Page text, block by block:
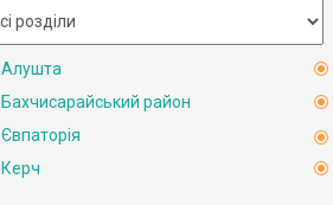
Алушта
Бахчисарайський район
Євпаторія
Керч